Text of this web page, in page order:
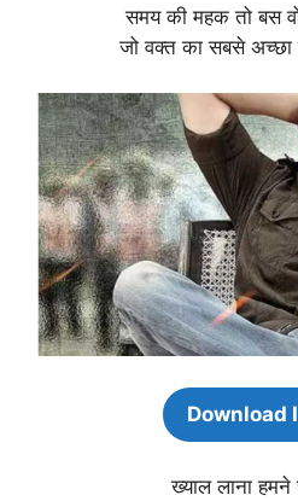
समय की महक तो बस
जो वक्त का सबसे
Download
ख्याल लाना हमने